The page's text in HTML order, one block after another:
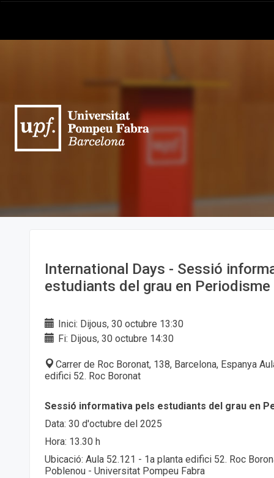
International Days - Sessió
estudiants del grau en Periodisme
Inici: Dijous, 30 octubre 13:30
Fi: Dijous, 30 octubre 14:30
Carrer de Roc Boronat, 138, Barcelona, Espanya
edifici 52. Roc Boronat
Sessió informativa pels estudiants del grau en
Data: 30 d'octubre del 2025
Hora: 13.30 h
Ubicació: Aula 52.121 - 1a planta edifici 52. Roc
Poblenou - Universitat Pompeu Fabra